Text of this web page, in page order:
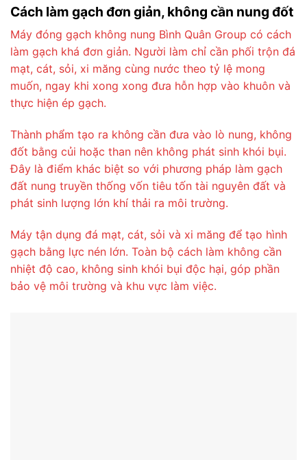
Cách làm gạch đơn giản, không cần nung đốt
Máy đóng gạch không nung Bình Quân Group có cách
làm gạch khá đơn giản. Người làm chỉ cần phối trộn đá
mạt, cát, sỏi, xi măng cùng nước theo tỷ lệ mong
muốn, ngay khi xong xong đưa hỗn hợp vào khuôn và
thực hiện ép gạch.
Thành phẩm tạo ra không cần đưa vào lò nung, không
đốt bằng củi hoặc than nên không phát sinh khói bụi.
Đây là điểm khác biệt so với phương pháp làm gạch
đất nung truyền thống vốn tiêu tốn tài nguyên đất và
phát sinh lượng lớn khí thải ra môi trường.
Máy tận dụng đá mạt, cát, sỏi và xi măng để tạo hình
gạch bằng lực nén lớn. Toàn bộ cách làm không cần
nhiệt độ cao, không sinh khói bụi độc hại, góp phần
bảo vệ môi trường và khu vực làm việc.